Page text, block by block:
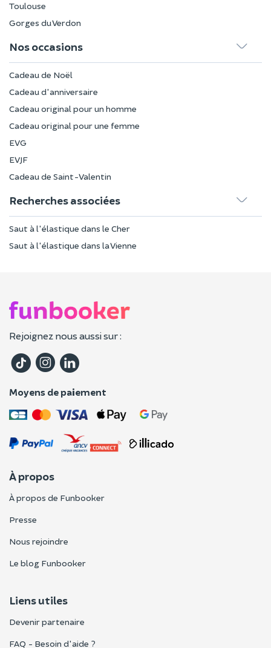
Toulouse
Gorges du Verdon
Nos occasions
Cadeau de Noël
Cadeau d'anniversaire
Cadeau original pour un homme
Cadeau original pour une femme
EVG
EVJF
Cadeau de Saint-Valentin
Recherches associées
Saut à l'élastique dans le Cher
Saut à l'élastique dans la Vienne
Rejoignez nous aussi sur :
Moyens de paiement
À propos
À propos de Funbooker
Presse
Nous rejoindre
Le blog Funbooker
Liens utiles
Devenir partenaire
FAQ - Besoin d'aide ?